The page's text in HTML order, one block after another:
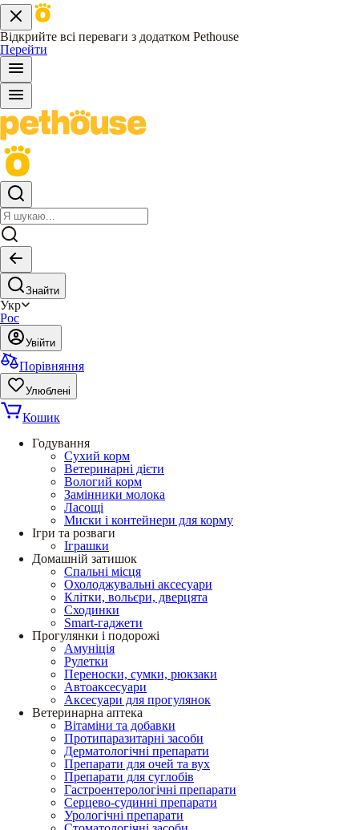
Відкрийте всі переваги з додатком Pethouse
Перейти
Знайти
Укр
Рос
Увійти
Порівняння
Улюблені
Кошик
Годування
Сухий корм
Ветеринарні дієти
Вологий корм
Замінники молока
Ласощі
Миски і контейнери для корму
Ігри та розваги
Іграшки
Домашній затишок
Спальні місця
Охолоджувальні аксесуари
Клітки, вольєри, дверцята
Сходинки
Smart-гаджети
Прогулянки і подорожі
Амуніція
Рулетки
Переноски, сумки, рюкзаки
Автоаксесуари
Аксесуари для прогулянок
Ветеринарна аптека
Вітаміни та добавки
Протипаразитарні засоби
Дерматологічні препарати
Препарати для очей та вух
Препарати для суглобів
Гастроентерологічні препарати
Серцево-судинні препарати
Урологічні препарати